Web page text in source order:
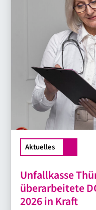
Aktuelles
Unfallkasse
überarbeitete
2026 in Kraft